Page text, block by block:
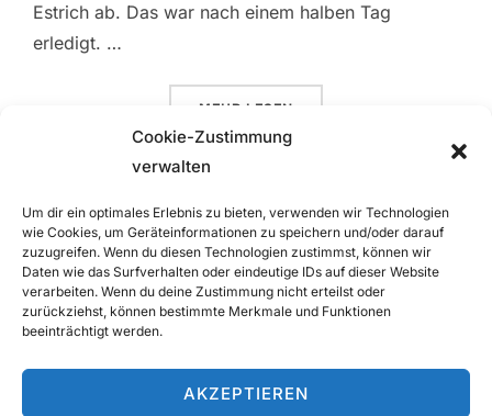
Cookie-Zustimmung
verwalten
Um dir ein optimales Erlebnis zu bieten, verwenden wir Technologien
wie Cookies, um Geräteinformationen zu speichern und/oder darauf
zuzugreifen. Wenn du diesen Technologien zustimmst, können wir
Daten wie das Surfverhalten oder eindeutige IDs auf dieser Website
verarbeiten. Wenn du deine Zustimmung nicht erteilst oder
zurückziehst, können bestimmte Merkmale und Funktionen
beeinträchtigt werden.
AKZEPTIEREN
Estrich ab. Das war nach einem halben Tag
erledigt. …
MEHR ÜBER „TAPETEN IN SICHTWEITE“
LESEN
Seitennummerierung
der
1